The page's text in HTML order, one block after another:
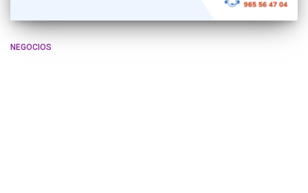
NEGOCIOS